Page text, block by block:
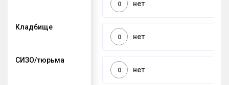
нет
0
Кладбище
нет
0
СИЗО/тюрьма
нет
0